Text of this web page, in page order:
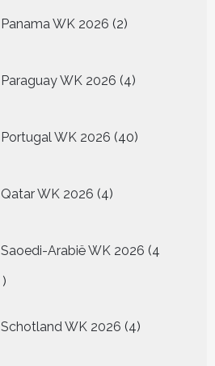
Panama WK 2026 2
producten
Paraguay WK 2026 4
producten
Portugal WK 2026 40
producten
Qatar WK 2026 4
producten
Saoedi-Arabië WK 2026 4
4
Schotland WK 2026 4
producten